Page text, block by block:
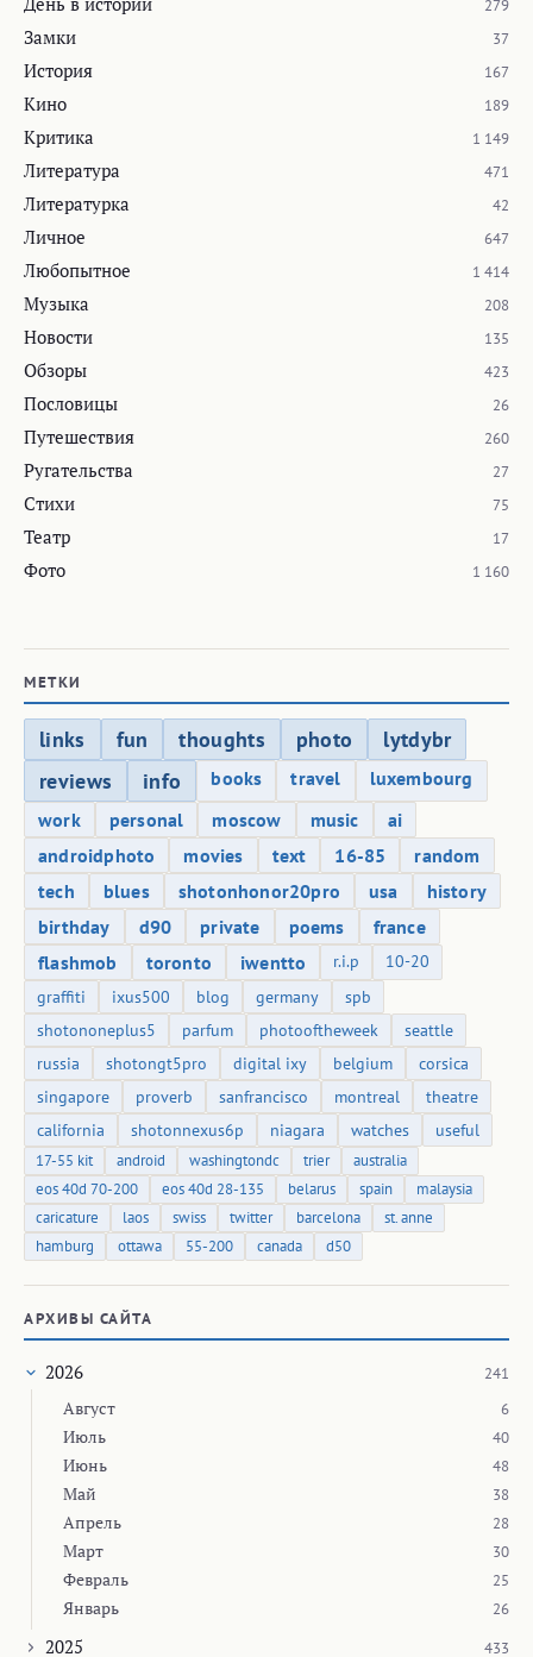
279
Замки 37
История 167
Кино 189
Критика 1 149
Литература 471
Литературка 42
Личное 647
Любопытное 1 414
Музыка 208
Новости 135
Обзоры 423
Пословицы 26
Путешествия 260
Ругательства 27
Стихи 75
Театр 17
Фото 1 160
МЕТКИ
links fun thoughts photo
lytdybr
reviews
info books travel
luxembourg
work
personal moscow music
ai
androidphoto
movies text 16-85
random
tech
blues shotonhonor20pro usa
history
birthday
d90 private poems
france
flashmob
toronto iwentto r.i.p
10-20
graffiti
ixus500 blog germany
spb
shotononeplus5
parfum photooftheweek
seattle
russia
shotongt5pro digital ixy belgium
corsica
singapore
proverb sanfrancisco montreal
theatre
california
shotonnexus6p niagara watches useful
17-55 kit android washingtondc trier
australia
eos 40d 70-200
eos 40d 28-135 belarus spain
malaysia
caricature
laos swiss twitter barcelona
st. anne
hamburg
ottawa 55-200 canada d50
АРХИВЫ САЙТА
2026 241
Август 6
Июль 40
Июнь 48
Май 38
Апрель 28
Март 30
Февраль 25
Январь 26
2025 433